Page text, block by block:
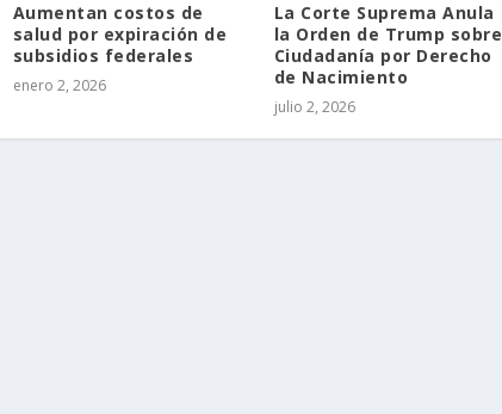
Aumentan costos de
salud por expiración de
subsidios federales
enero 2, 2026
La Corte Suprema Anula
la Orden de Trump sobre
Ciudadanía por Derecho
de Nacimiento
julio 2, 2026